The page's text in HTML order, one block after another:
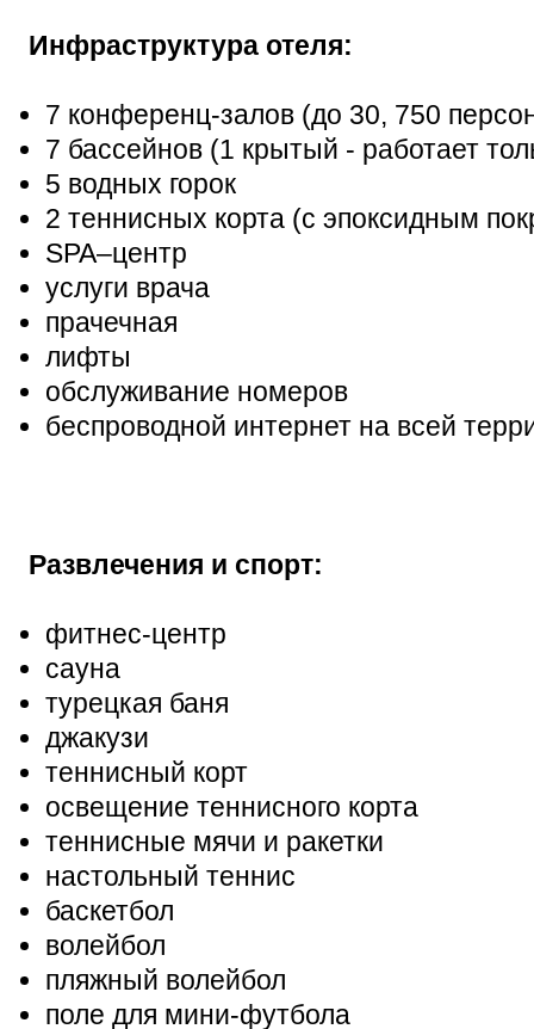
Инфраструктура отеля:
7 конференц-залов (до 30, 750
7 бассейнов (1 крытый - работает
5 водных горок
2 теннисных корта (с эпоксидным
SPA–центр
услуги врача
прачечная
лифты
обслуживание номеров
беспроводной интернет на всей
Развлечения и спорт:
фитнес-центр
сауна
турецкая баня
джакузи
теннисный корт
освещение теннисного корта
теннисные мячи и ракетки
настольный теннис
баскетбол
волейбол
пляжный волейбол
поле для мини-футбола